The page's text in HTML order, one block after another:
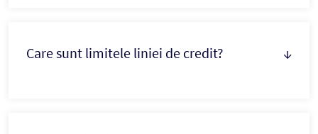
Care sunt limitele liniei de credit? ↓